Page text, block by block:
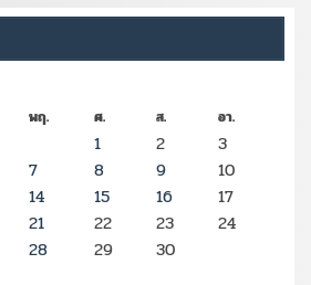
พฤ. ศ. ส. อา.
1 2
3
7 8 9
10
14 15 16
17
21 22 23
24
28 29 30